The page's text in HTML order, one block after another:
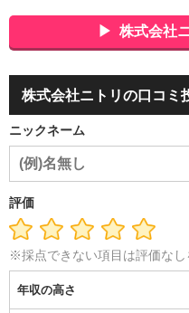
広告・マスコミ
品
アミューズメント・エ
ダル・葬祭
メディア職
音響
芸能・イベント・コン
ム開発・SE・インフラ）
導体・制御）
警備・交通
介護
その他
ス
士業・コンサルティング
ービス
専業主婦（夫）
営業
株式会社
株式会社ニトリの口コミ
ニックネーム
評価
※採点できない項目は評価な
年収の高さ